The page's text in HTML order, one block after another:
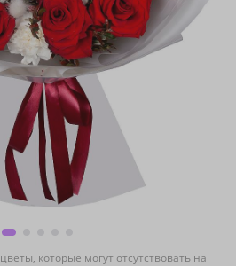
которые могут отсутствовать на